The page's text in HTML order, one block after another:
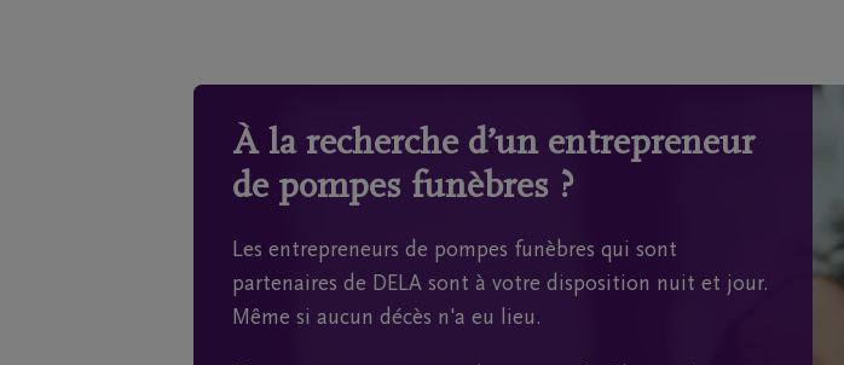
À la recherche d’un entrepreneur
de pompes funèbres ?
Les entrepreneurs de pompes funèbres qui sont
partenaires de DELA sont à votre disposition nuit et jour.
Même si aucun décès n'a eu lieu.